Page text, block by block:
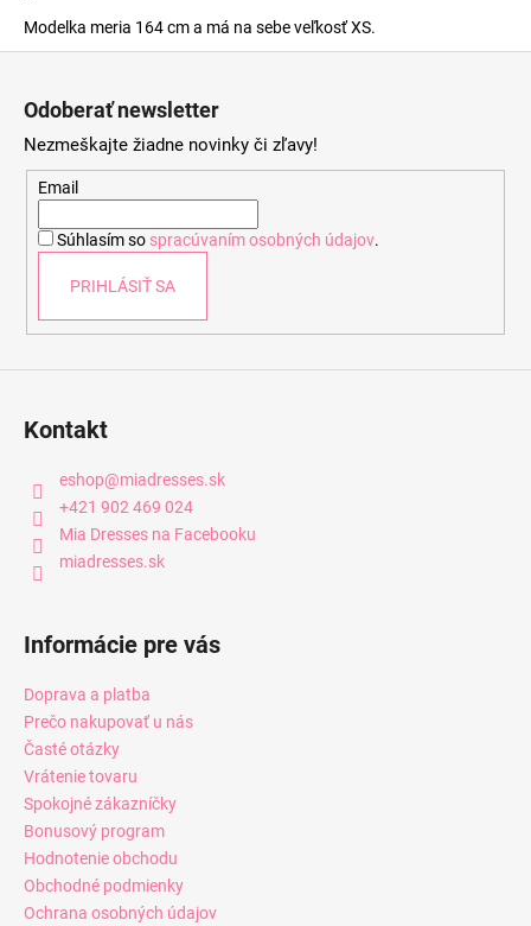
Modelka meria 164 cm a má na sebe veľkosť XS.
Odoberať newsletter
Nezmeškajte žiadne novinky či zľavy!
Email
Súhlasím so spracúvaním osobných údajov.
PRIHLÁSIŤ SA
Kontakt
eshop@miadresses.sk
+421 902 469 024
Mia Dresses na Facebooku
miadresses.sk
Informácie pre vás
Doprava a platba
Prečo nakupovať u nás
Časté otázky
Vrátenie tovaru
Spokojné zákazníčky
Bonusový program
Hodnotenie obchodu
Obchodné podmienky
Ochrana osobných údajov